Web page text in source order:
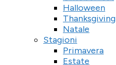
Halloween
Thanksgiving
Natale
Stagioni
Primavera
Estate